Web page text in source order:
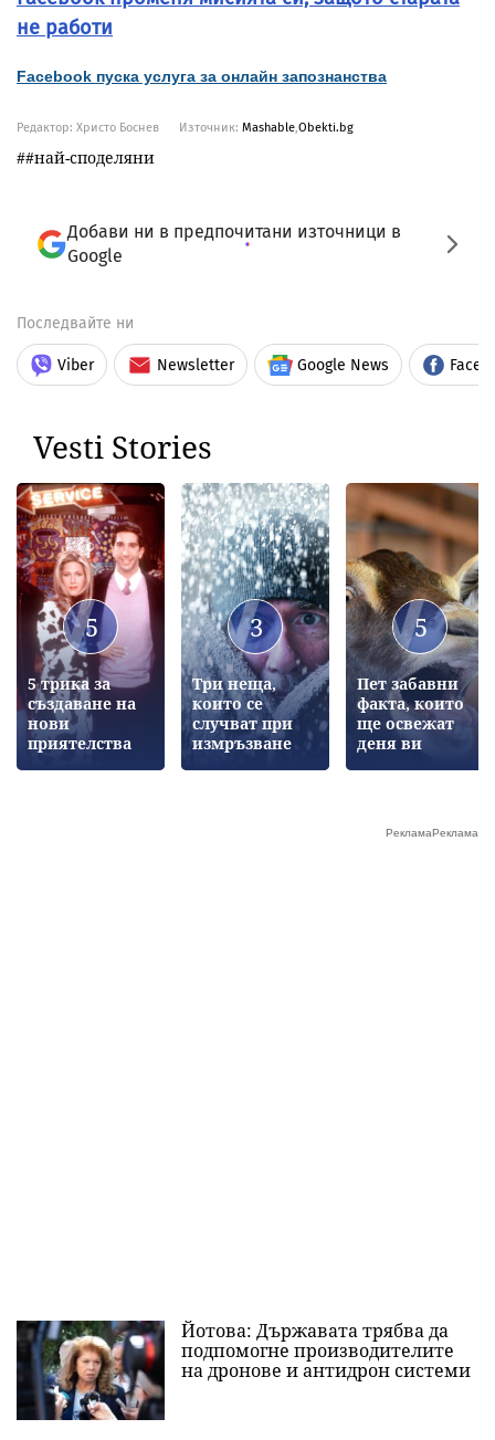
не работи
Facebook пуска услуга за онлайн запознанства
Редактор: Христо Боснев Източник: Mashable,Obekti.bg
#най-споделяни
Добави ни в предпочитани източници в
Google
Последвайте ни
Viber Newsletter Google News
Vesti Stories
5
5 трика за
създаване на
нови
приятелства
3
Три неща,
които се
случват при
измръзване
5
Пет забавни
факта, които
ще освежат
деня ви
Йотова: Държавата трябва да
подпомогне производителите
на дронове и антидрон системи